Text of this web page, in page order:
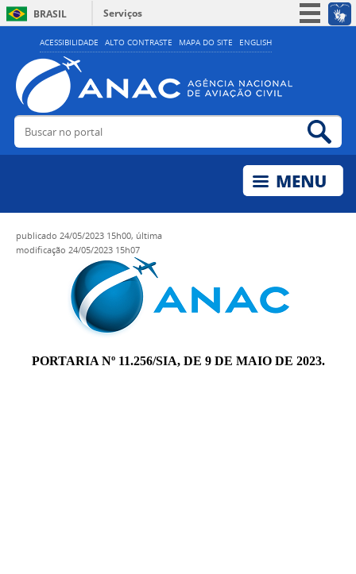
ACESSIBILIDADE ALTO CONTRASTE MAPA DO SITE ENGLISH
BRASIL
Serviços
Simplifique!
Acesso à informação
Legislação
Buscar no portal
publicado 24/05/2023 15h00, última
modificação 24/05/2023 15h07
PORTARIA Nº 11.256/SIA, DE 9 DE MAIO DE 2023.